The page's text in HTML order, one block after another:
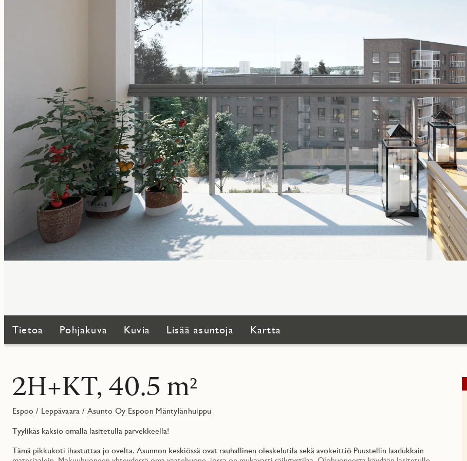
Tietoa Pohjakuva Kuvia Lisää asuntoja Kartta
2H+KT, 40.5 m²
Espoo / Leppävaara / Asunto Oy Espoon Mäntylänhuippu
Tyylikäs kaksio omalla lasitetulla parvekkeella!
Tämä pikkukoti ihastuttaa jo ovelta. Asunnon keskiössä ovat rauhallinen oleskelutila sekä avokeittiö Puustellin laadukkain